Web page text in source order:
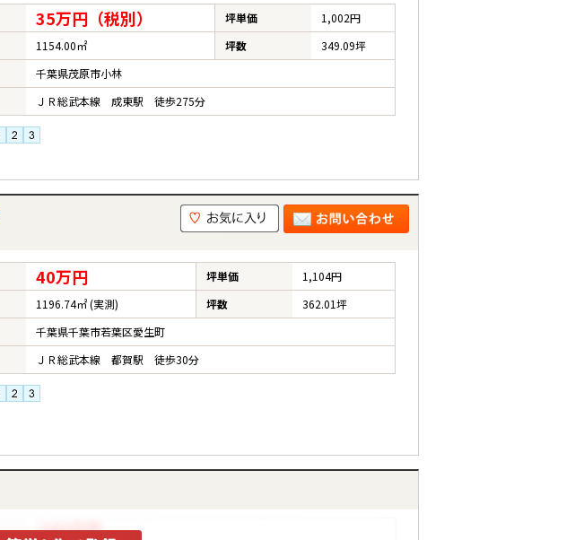
35万円（税別） 坪単価
1,002円
1154.00㎡ 坪数
349.09坪
千葉県茂原市小林
ＪＲ総武本線 成東駅 徒歩275分
40万円 坪単価
1,104円
1196.74㎡ (実測) 坪数
362.01坪
千葉県千葉市若葉区愛生町
ＪＲ総武本線 都賀駅 徒歩30分